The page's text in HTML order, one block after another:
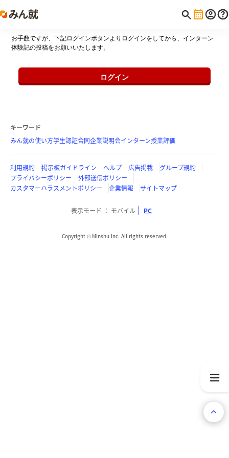
お手数ですが、下記ログインボタンよりログインをしてから、インターン
体験記の投稿をお願いいたします。
ログイン
キーワード
みん就の使い方学生認証合同企業説明会インターン授業評価
利用規約 掲示板ガイドライン ヘルプ 広告掲載
グループ規約
プライバシーポリシー
外部送信ポリシー
カスタマーハラスメントポリシー
企業情報 サイトマップ
表示モード モバイル PC
Copyright © Minshu Inc. All rights reserved.